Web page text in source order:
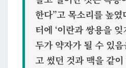
한다”고 목소리를 높
터에 ‘이란과 쌍용을
두가 약자가 될 수 있음
고 썼던 것과 맥을 같